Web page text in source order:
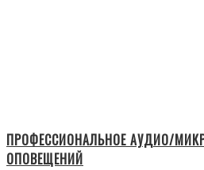
ПРОФЕССИОНАЛЬНОЕ АУДИО/
ОПОВЕЩЕНИЙ